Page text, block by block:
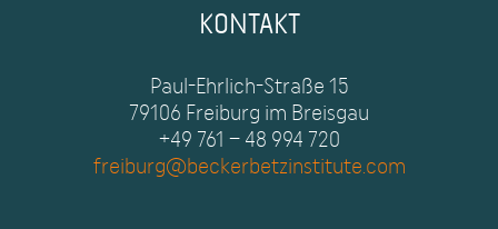
KONTAKT
Paul-Ehrlich-Straße 15
79106 Freiburg im Breisgau
+49 761 – 48 994 720
freiburg@beckerbetzinstitute.com